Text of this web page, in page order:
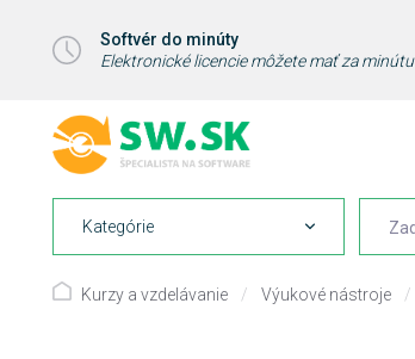
Softvér do minúty
Elektronické licencie môžete mať za minútu
Kategórie
Kurzy a vzdelávanie / Výukové nástroje /